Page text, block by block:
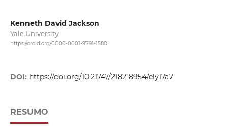
Kenneth David Jackson
Yale University
https://orcid.org/0000-0001-9791-1588
DOI: https://doi.org/10.21747/2182-8954/ely17a7
RESUMO